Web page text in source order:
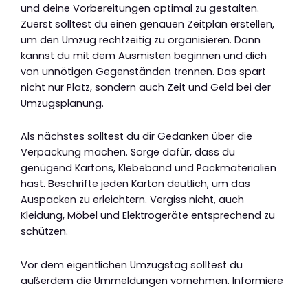
und deine Vorbereitungen optimal zu gestalten.
Zuerst solltest du einen genauen Zeitplan erstellen,
um den Umzug rechtzeitig zu organisieren. Dann
kannst du mit dem Ausmisten beginnen und dich
von unnötigen Gegenständen trennen. Das spart
nicht nur Platz, sondern auch Zeit und Geld bei der
Umzugsplanung.
Als nächstes solltest du dir Gedanken über die
Verpackung machen. Sorge dafür, dass du
genügend Kartons, Klebeband und Packmaterialien
hast. Beschrifte jeden Karton deutlich, um das
Auspacken zu erleichtern. Vergiss nicht, auch
Kleidung, Möbel und Elektrogeräte entsprechend zu
schützen.
Vor dem eigentlichen Umzugstag solltest du
außerdem die Ummeldungen vornehmen. Informiere